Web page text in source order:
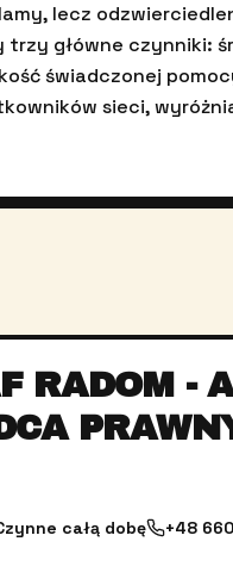
lecz
trzy główne czynniki:
świadczonej
sieci,
RADOM -
całą dobę +48